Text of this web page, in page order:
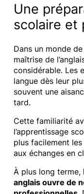
Une
scolaire et
Dans un monde
maîtrise de
considérable. Les
langue dès leur
souvent une
tard.
Cette familiarité
l’apprentissage
plus facilement
aux échanges en
À plus long terme,
anglais ouvre de